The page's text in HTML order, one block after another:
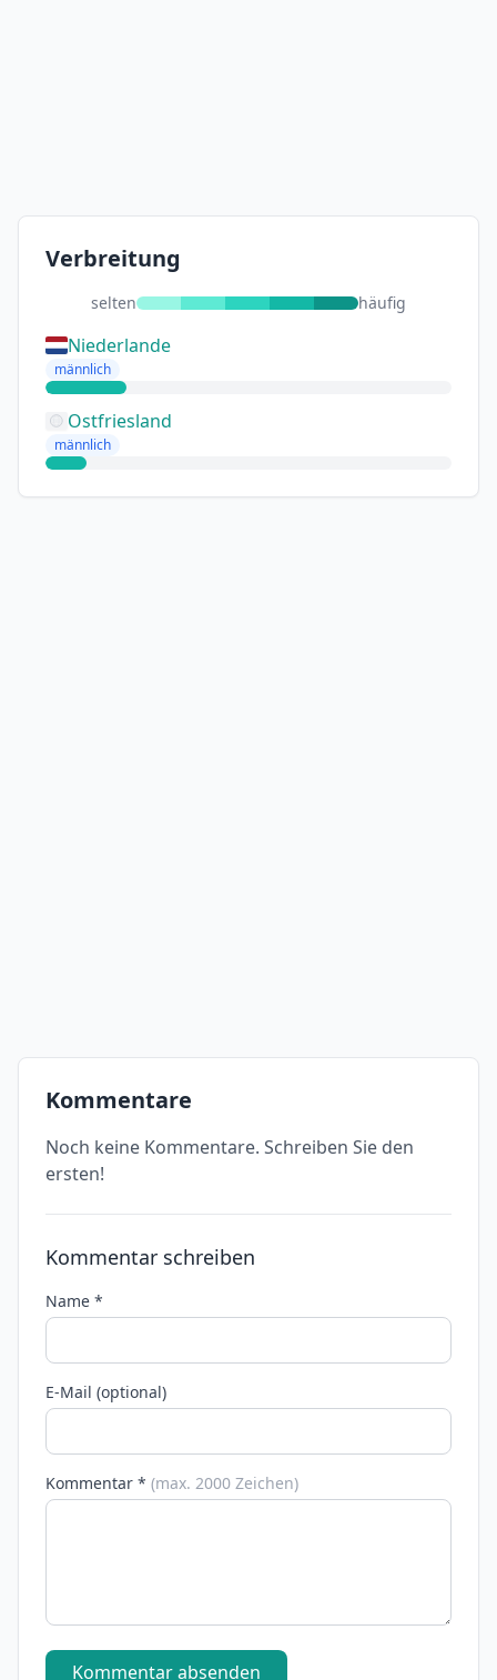
Verbreitung
selten häufig
Niederlande
männlich
Ostfriesland
männlich
Kommentare
Noch keine Kommentare. Schreiben Sie den
ersten!
Kommentar schreiben
Name *
E-Mail (optional)
Kommentar * (max. 2000 Zeichen)
Kommentar absenden